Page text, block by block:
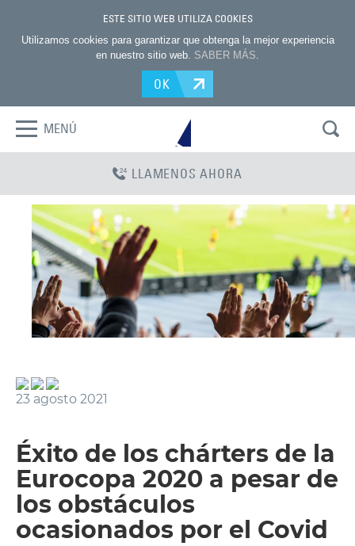
ESTE SITIO WEB UTILIZA COOKIES
Utilizamos cookies para garantizar que obtenga la mejor experiencia
en nuestro sitio web. SABER MÁS.
OK
MENÚ
LLAMENOS AHORA
23 agosto 2021
Éxito de los chárters de la
Eurocopa 2020 a pesar de
los obstáculos
ocasionados por el Covid